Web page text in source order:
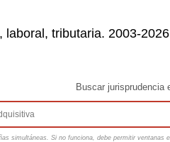
tributaria. 2003-
Buscar jurisprudencia
simultáneas. Si no funciona, debe permitir ventanas